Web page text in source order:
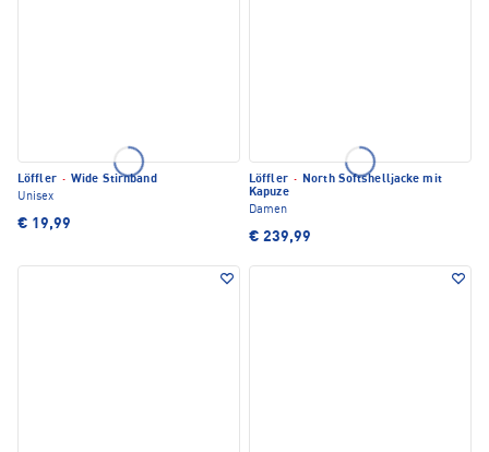
Löffler · Wide Stirnband
Unisex
€ 19,99
Löffler · North Softshelljacke mit
Kapuze
Damen
€ 239,99